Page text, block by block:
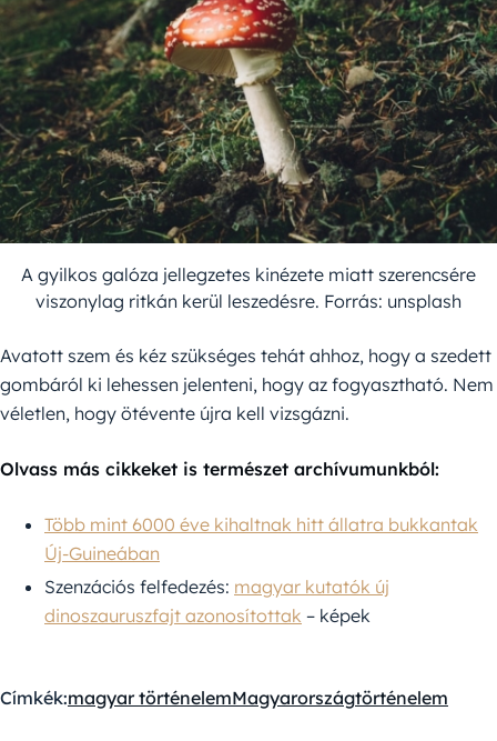
A gyilkos galóza jellegzetes kinézete miatt szerencsére
viszonylag ritkán kerül leszedésre. Forrás: unsplash
Avatott szem és kéz szükséges tehát ahhoz, hogy a szedett
gombáról ki lehessen jelenteni, hogy az fogyasztható. Nem
véletlen, hogy ötévente újra kell vizsgázni.
Olvass más cikkeket is természet archívumunkból:
Több mint 6000 éve kihaltnak hitt állatra bukkantak
Új-Guineában
Szenzációs felfedezés: magyar kutatók új
dinoszauruszfajt azonosítottak – képek
Címkék:magyar történelemMagyarországtörténelem